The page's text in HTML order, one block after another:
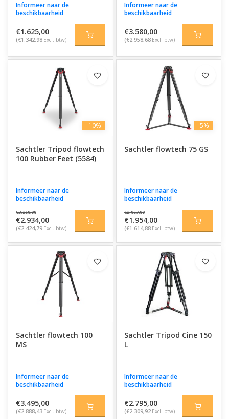
Informeer naar de
beschikbaarheid
€1.625,00
(€1.342,98 Excl. btw)
Informeer naar de
beschikbaarheid
€3.580,00
(€2.958,68 Excl. btw)
-10%
Sachtler Tripod flowtech
100 Rubber Feet (5584)
Informeer naar de
beschikbaarheid
€3.260,00
€2.934,00
(€2.424,79 Excl. btw)
-5%
Sachtler flowtech 75 GS
Informeer naar de
beschikbaarheid
€2.057,00
€1.954,00
(€1.614,88 Excl. btw)
Sachtler flowtech 100
MS
Informeer naar de
beschikbaarheid
€3.495,00
(€2.888,43 Excl. btw)
Sachtler Tripod Cine 150
L
Informeer naar de
beschikbaarheid
€2.795,00
(€2.309,92 Excl. btw)